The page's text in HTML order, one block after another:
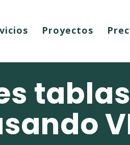
Proyectos
tablas